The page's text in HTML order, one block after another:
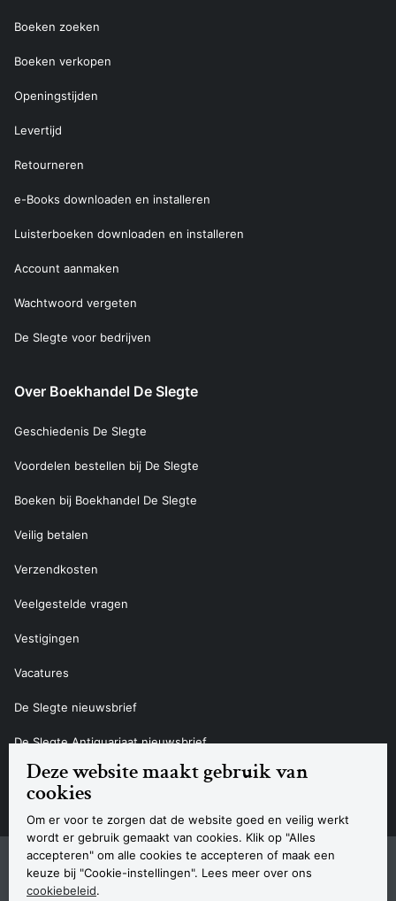
Deze website maakt gebruik van
cookies
Om er voor te zorgen dat de website goed en veilig werkt
wordt er gebruik gemaakt van cookies. Klik op "Alles
accepteren" om alle cookies te accepteren of maak een
keuze bij "Cookie-instellingen". Lees meer over ons
cookiebeleid.
Boeken zoeken
Boeken verkopen
Openingstijden
Levertijd
Retourneren
e-Books downloaden en installeren
Luisterboeken downloaden en installeren
Account aanmaken
Wachtwoord vergeten
De Slegte voor bedrijven
Over Boekhandel De Slegte
Geschiedenis De Slegte
Voordelen bestellen bij De Slegte
Boeken bij Boekhandel De Slegte
Veilig betalen
Verzendkosten
Veelgestelde vragen
Vestigingen
Vacatures
De Slegte nieuwsbrief
De Slegte Antiquariaat nieuwsbrief
Contact
Navigatie
SitemapPrivacyverklaring CookieverklaringAlgemene voorwaardenDisclaimer
Contact